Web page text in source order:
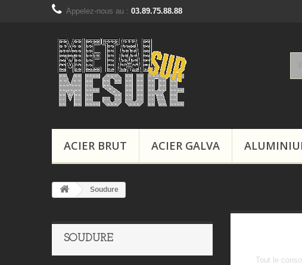
Appelez-nous au : 03.89.75.88.88
ACIER BRUT ACIER GALVA
Soudure
SOUDURE
Tout le